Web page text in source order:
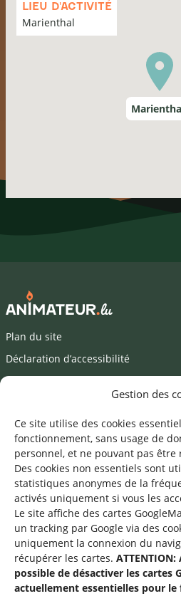
Gestion des
Ce site utilise des cookies
fonctionnement, sans usage de
personnel, et ne pouvant pas être
Des cookies non essentiels sont
statistiques anonymes de la
activés uniquement si vous les
Le site affiche des cartes
un tracking par Google via des
uniquement la connexion du
récupérer les cartes.
possible de désactiver les cartes
actuellement essentielles pour
LIEU D'ACTIVITÉ
Marienthal
carte
Plan du site
Déclaration d’accessibilité
Mentions légales
Une offre du
Service national de la jeunesse
48-50 rue Charles Martel